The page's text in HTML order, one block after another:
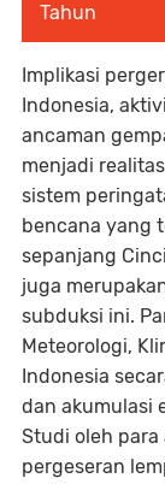
Tahun
Implikasi
Indonesia,
ancaman
menjadi
sistem
bencana yang
sepanjang
juga
subduksi ini.
Meteorologi,
Indonesia
dan akumulasi
Studi oleh para
pergeseran